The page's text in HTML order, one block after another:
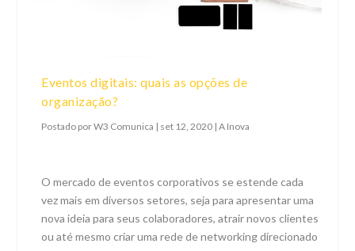
Eventos digitais: quais as opções de
organização?
Postado porW3 Comunica | set 12, 2020 |A Inova
O mercado de eventos corporativos se estende cada
vez mais em diversos setores, seja para apresentar uma
nova ideia para seus colaboradores, atrair novos clientes
ou até mesmo criar uma rede de networking direcionado